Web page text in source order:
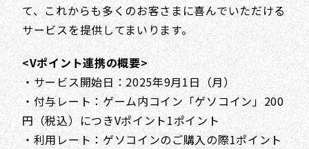
て、これからも多くのお客さまに喜んでいただける
サービスを提供してまいります。
<Vポイント連携の概要>
・サービス開始日：2025年9月1日（月）
・付与レート：ゲーム内コイン「ゲソコイン」200
円（税込）につきVポイント1ポイント
・利用レート：ゲソコインのご購入の際1ポイント